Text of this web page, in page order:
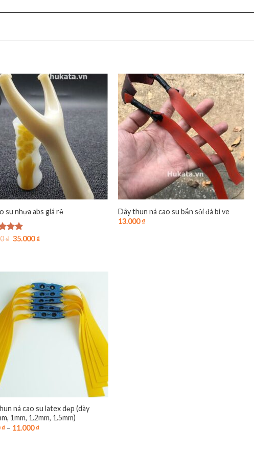
su nhựa abs giá rẻ
xếp
₫ Giá
35.000₫Giá
Dây thun ná cao su bắn sỏi đá bi ve
13.000₫
ná cao su latex dẹp (dày
1mm, 1.2mm, 1.5mm)
₫ – 11.000₫